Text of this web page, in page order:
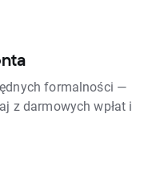
formalności —
z darmowych wpłat i